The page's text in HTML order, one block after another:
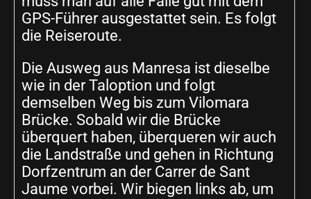
GPS-Führer ausgestattet sein. Es folgt
die Reiseroute.
Die Ausweg aus Manresa ist dieselbe
wie in der Taloption und folgt
demselben Weg bis zum Vilomara
Brücke. Sobald wir die Brücke
überquert haben, überqueren wir auch
die Landstraße und gehen in Richtung
Dorfzentrum an der Carrer de Sant
Jaume vorbei. Wir biegen links ab, um